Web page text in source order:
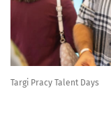
Targi Pracy Talent Days